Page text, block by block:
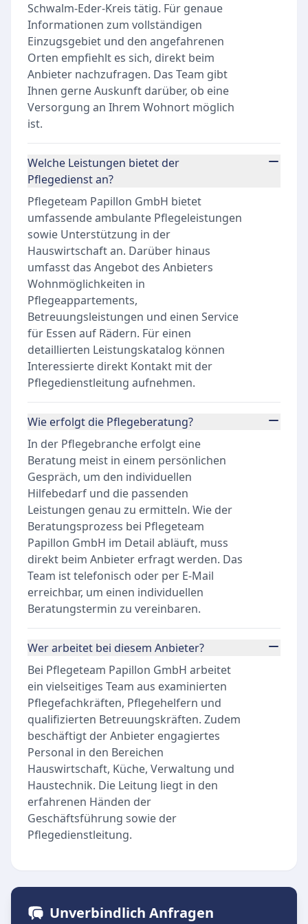
Schwalm-Eder-Kreis tätig. Für genaue
Informationen zum vollständigen
Einzugsgebiet und den angefahrenen
Orten empfiehlt es sich, direkt beim
Anbieter nachzufragen. Das Team gibt
Ihnen gerne Auskunft darüber, ob eine
Versorgung an Ihrem Wohnort möglich
ist.
Welche Leistungen bietet der
Pflegedienst an?
Pflegeteam Papillon GmbH bietet
umfassende ambulante Pflegeleistungen
sowie Unterstützung in der
Hauswirtschaft an. Darüber hinaus
umfasst das Angebot des Anbieters
Wohnmöglichkeiten in
Pflegeappartements,
Betreuungsleistungen und einen Service
für Essen auf Rädern. Für einen
detaillierten Leistungskatalog können
Interessierte direkt Kontakt mit der
Pflegedienstleitung aufnehmen.
Wie erfolgt die Pflegeberatung?
In der Pflegebranche erfolgt eine
Beratung meist in einem persönlichen
Gespräch, um den individuellen
Hilfebedarf und die passenden
Leistungen genau zu ermitteln. Wie der
Beratungsprozess bei Pflegeteam
Papillon GmbH im Detail abläuft, muss
direkt beim Anbieter erfragt werden. Das
Team ist telefonisch oder per E-Mail
erreichbar, um einen individuellen
Beratungstermin zu vereinbaren.
Wer arbeitet bei diesem Anbieter?
Bei Pflegeteam Papillon GmbH arbeitet
ein vielseitiges Team aus examinierten
Pflegefachkräften, Pflegehelfern und
qualifizierten Betreuungskräften. Zudem
beschäftigt der Anbieter engagiertes
Personal in den Bereichen
Hauswirtschaft, Küche, Verwaltung und
Haustechnik. Die Leitung liegt in den
erfahrenen Händen der
Geschäftsführung sowie der
Pflegedienstleitung.
Unverbindlich Anfragen